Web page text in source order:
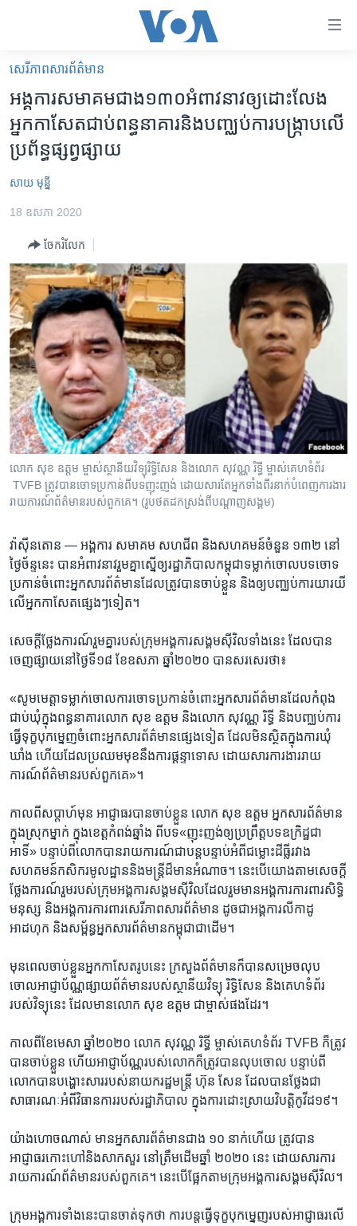
គេហទំព័រ​
ទាក់ទង
និង​
ចូល​
ទំព័រ​
ព័ត៌មាន​​
រំលង​
និង​
ចូល​
ទៅ​
ទំព័រ​
រចនា
សម្ព័ន្ធ​
រំលង​
និង​
ចូល​
ទៅ​
កាន់​
ទំព័រ​
អន្តរជាតិ
អាមេរិក
ព្រឹត្តិការណ៍ព័ត៌មាន
ទូរទស្សន៍ / វីដេអូ​
វិទ្យុ / ផតខាសថ៍
កម្មវិធីទាំងអស់
Khmer English
បណ្តាញ​សង្គម
ភាសា
សេរីភាពសារព័ត៌មាន
អង្គការ​សមាគម​ជាង​១៣០​អំពាវនាវ​ឲ្យ​ដោះលែង​
អ្នក​កាសែត​ជាប់​ពន្ធនាគារ​និង​បញ្ឈប់​ការ​បង្ក្រាប​លើ​
ប្រព័ន្ធ​ផ្សព្វផ្សាយ
សាយ មុន្នី
18 ឧសភា 2020
ចែករំលែក
លោក ​សុខ ឧត្តម​ ម្ចាស់ស្ថានីយ​វិទ្យុរិទ្ធិសែន និង​លោក សុវណ្ណ រិទ្ធី ម្ចាស់​គេហទំព័រ​
TVFB​ ត្រូវបានចោទប្រកាន់ពីបទញុះញង់ ដោយសារតែអ្នកទាំងពីរនាក់បំពេញការងារ
រាយការណ៍ព័ត៌មានរបស់ពួកគេ។ (រូបថតដកស្រង់ពីបណ្តាញសង្គម)
វ៉ាស៊ីនតោន — អង្គការ​ សមាគម សហជីព និង​សហគមន៍​ចំនួន ​១៣២​ នៅ​
ថ្ងៃ​ច័ន្ទ​នេះ បានអំពាវនាវ​រួម​គ្នា​ស្នើ​ឲ្យ​រដ្ឋាភិបាល​កម្ពុជា​ទម្លាក់​ចោល​បទ​ចោទ
ប្រកាន់​ចំពោះ​អ្នក​សារព័ត៌មាន​ដែល​ត្រូវ​បាន​ចាប់​ខ្លួន​ និង​ឲ្យ​បញ្ឈប់​ការ​យារយី​
លើ​អ្នក​កាសែត​ផ្សេងៗ​ទៀត។
សេចក្តី​ថ្លែង​ការណ៍​រួម​គ្នា​របស់​ក្រុម​អង្គការ​សង្គម​ស៊ីវិល​ទាំង​នេះ​ ដែល​បាន​
ចេញ​ផ្សាយ​នៅ​ថ្ងៃ​ទី​១៨ ​ខែ​ឧសភា ​ឆ្នាំ​២០២០ បាន​សរសេរ​ថា៖
«សូម​មេត្តា​ទម្លាក់​ចោល​ការ​ចោទប្រកាន់​ចំពោះ​អ្នក​សារព័ត៌មាន​ដែល​កំពុង​
ជាប់​ឃុំ​ក្នុង​ពន្ធនាគារ​លោក ​សុខ ឧត្តម​ និង​លោក សុវណ្ណ រិទ្ធី និង​បញ្ឈប់​ការ​
ធ្វើ​ទុក្ខបុកម្នេញ​ចំពោះ​អ្នក​សារ​ព័ត៌មាន​ផ្សេង​ទៀត ​ដែល​មិន​ស្ថិត​ក្នុង​ការ​ឃុំ
ឃាំង​ ហើយ​ដែល​ប្រឈម​មុខ​នឹង​ការ​ផ្តន្ទាទោស​ ដោយសារ​ការ​ងារ​រាយ​
ការណ៍​ព័ត៌មាន​របស់​ពួកគេ»។​
​កាល​ពី​សប្តាហ៍​មុន អាជ្ញាធរ​បាន​ចាប់​ខ្លួន លោក សុខ ឧត្តម ​អ្នក​សារព័ត៌មាន​
ក្នុង​ស្រុក​ម្នាក់ ​ក្នុង​ខេត្ត​កំពង់​ឆ្នាំង ​ពី​បទ​«ញុះញង់​ឲ្យ​ប្រព្រឹត្ត​បទឧក្រិដ្ឋ​ជា
អាទិ៍» ​បន្ទាប់​ពី​លោកបាន​រាយ​ការណ៍​ជា​បន្តបន្ទាប់​អំពី​ជម្លោះ​ដីធ្លី​រវាង​
សហគមន៍​កសិករ​មូលដ្ឋាន​និង​មន្ត្រីដ៏​មាន​អំណាច។​ នេះ​បើ​យោង​តាម​សេចក្តី​
ថ្លែង​ការណ៍​រួម​របស់​ក្រុម​អង្គការ​សង្គម​ស៊ីវិល​ដែល​រួម​មាន​អង្គការ​ការពារ​សិទ្ធិ​
មនុស្ស​ និង​អង្គការ​ការ​ពារ​សេរីភាព​សារ​ព័ត៌មាន​ ដូចជា​អង្គការ​លីកាដូ
អាដហុក និង​សម្ព័ន្ធ​អ្នក​សារព័ត៌មាន​កម្ពុជា​ជាដើម។
មុន​ពេល​ចាប់​ខ្លួន​អ្នក​កាសែត​រូប​នេះ​ ​ក្រសួង​ព័ត៌មាន​ក៏​បាន​សម្រេច​លុប​
ចោល​អាជ្ញាប័ណ្ណ​ផ្សាយ​ព័ត៌មាន​របស់​ស្ថានីយ​វិទ្យុ ​រិទ្ធិសែន និង​គេហទំព័រ​
របស់​វិទ្យុ​នេះ ​ដែល​មាន​លោក​ សុខ ឧត្តម ​ជា​ម្ចាស់​ផង​ដែរ។​
​កាល​ពី​ខែ​មេសា ​ឆ្នាំ​២០២០ លោក ​សុវណ្ណ រិទ្ធី ម្ចាស់​គេហទំព័រ​ TVFB​ ក៏​ត្រូវ​
បាន​ចាប់​ខ្លួន ហើយ​អាជ្ញា​ប័ណ្ណ​របស់​លោក​ក៏​ត្រូវ​បាន​លុប​ចោល បន្ទាប់​ពី​
លោក​បាន​បង្ហោះ​សារ​របស់​នាយករដ្ឋមន្ត្រី​ ហ៊ុន សែន​ ដែល​បាន​ថ្លែង​ជា​
សាធារណៈ​អំពី​វិធានការរបស់​រដ្ឋាភិបាល​ ក្នុង​ការ​ដោះស្រាយ​វិបត្តិ​កូវីដ​១៩។
យ៉ាង​ហោច​ណាស់ មាន​អ្នក​សារព័ត៌មាន​ជាង​ ១០ ​នាក់​ហើយ ត្រូវ​បាន​
អាជ្ញាធរ​កោះហៅ​និង​សាកសួរ នៅ​ត្រឹម​ដើម​ឆ្នាំ​ ២០២០ ​នេះ ដោយសារ​ការ​
រាយ​ការណ៍​ព័ត៌មាន​របស់​ពួកគេ។​ នេះ​បើ​ផ្អែក​តាម​ក្រុម​អង្គការ​សង្គមស៊ីវិល។​
ក្រុម​អង្គការ​ទាំង​នេះ​បាន​ចាត់​ទុក​ថា​ ការ​បន្ត​ធ្វើ​ទុក្ខបុកម្នេញ​របស់​អាជ្ញាធរ​លើ​